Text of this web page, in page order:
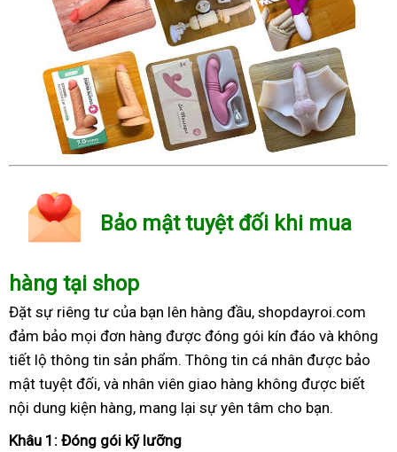
Bảo mật tuyệt đối khi mua
hàng tại shop
Đặt sự riêng tư của bạn lên hàng đầu, shopdayroi.com
đảm bảo mọi đơn hàng được đóng gói kín đáo và không
tiết lộ thông tin sản phẩm. Thông tin cá nhân được bảo
mật tuyệt đối, và nhân viên giao hàng không được biết
nội dung kiện hàng, mang lại sự yên tâm cho bạn.
Khâu 1: Đóng gói kỹ lưỡng